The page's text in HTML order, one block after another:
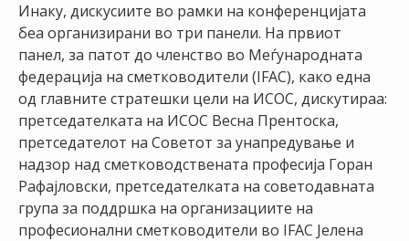
Инаку, дискусиите во рамки на конференцијата
беа организирани во три панели. На првиот
панел, за патот до членство во Меѓународната
федерација на сметководители (IFAC), како една
од главните стратешки цели на ИСОС, дискутираа:
претседателката на ИСОС Весна Прентоска,
претседателот на Советот за унапредување и
надзор над сметководствената професија Горан
Рафајловски, претседателката на советодавната
група за поддршка на организациите на
професионални сметководители во IFAC Јелена